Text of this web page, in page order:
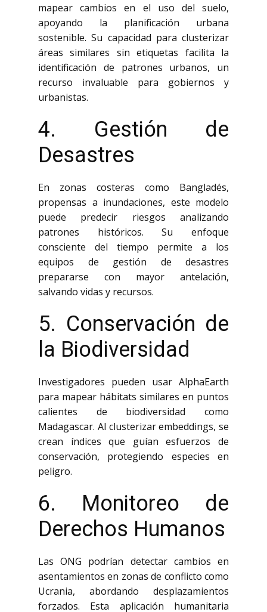
mapear cambios en el uso del suelo,
apoyando la planificación urbana
sostenible. Su capacidad para clusterizar
áreas similares sin etiquetas facilita la
identificación de patrones urbanos, un
recurso invaluable para gobiernos y
urbanistas.
4. Gestión de
Desastres
En zonas costeras como Bangladés,
propensas a inundaciones, este modelo
puede predecir riesgos analizando
patrones históricos. Su enfoque
consciente del tiempo permite a los
equipos de gestión de desastres
prepararse con mayor antelación,
salvando vidas y recursos.
5. Conservación de
la Biodiversidad
Investigadores pueden usar AlphaEarth
para mapear hábitats similares en puntos
calientes de biodiversidad como
Madagascar. Al clusterizar embeddings, se
crean índices que guían esfuerzos de
conservación, protegiendo especies en
peligro.
6. Monitoreo de
Derechos Humanos
Las ONG podrían detectar cambios en
asentamientos en zonas de conflicto como
Ucrania, abordando desplazamientos
forzados. Esta aplicación humanitaria